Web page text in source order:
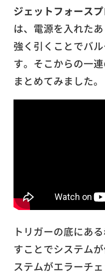
ジェットフォース
は、電源を入れた
強く引くことでバ
す。そこからの一
まとめてみました。
トリガーの底にあ
すことでシステム
ステムがエラーチ